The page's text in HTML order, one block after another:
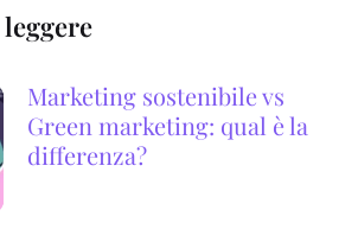
Marketing sostenibile vs
Green marketing: qual è la
differenza?